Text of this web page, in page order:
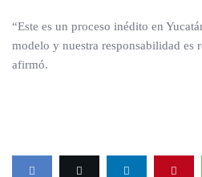
“Este es un proceso inédito en
modelo y nuestra responsabilidad es
afirmó.